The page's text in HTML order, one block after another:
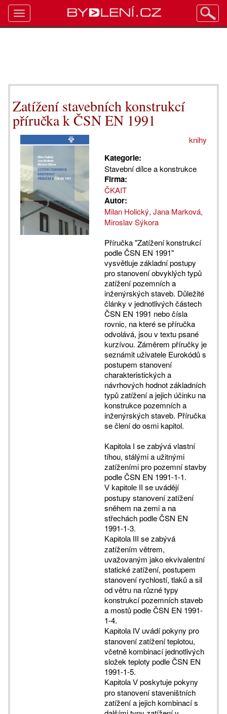
Zatížení stavebních konstrukcí
příručka k ČSN EN 1991
knihy
Kategorie:
Stavební dílce a konstrukce
Firma:
ČKAIT
Autor:
Milan Holický, Jana Marková,
Miroslav Sýkora
Příručka "Zatížení konstrukcí
podle ČSN EN 1991"
vysvětluje základní postupy
pro stanovení obvyklých typů
zatížení pozemních a
inženýrských staveb. Důležité
články v jednotlivých částech
ČSN EN 1991 nebo čísla
rovnic, na které se příručka
odvolává, jsou v textu psané
kurzívou. Záměrem příručky je
seznámit uživatele Eurokódů s
postupem stanovení
charakteristických a
návrhových hodnot základních
typů zatížení a jejich účinku na
konstrukce pozemních a
inženýrských staveb. Příručka
se člení do osmi kapitol.
Kapitola I se zabývá vlastní
tíhou, stálými a užitnými
zatíženími pro pozemní stavby
podle ČSN EN 1991-1-1.
V kapitole II se uvádějí
postupy stanovení zatížení
sněhem na zemi a na
střechách podle ČSN EN
1991-1-3.
Kapitola III se zabývá
zatížením větrem,
uvažovaným jako ekvivalentní
statické zatížení, postupem
stanovení rychlostí, tlaků a sil
od větru na různé typy
konstrukcí pozemních staveb
a mostů podle ČSN EN 1991-
1-4.
Kapitola IV uvádí pokyny pro
stanovení zatížení teplotou,
včetně kombinací jednotlivých
složek teploty podle ČSN EN
1991-1-5.
Kapitola Vposkytuje pokyny
pro stanovení staveništních
zatížení a jejich kombinací s
Toggle
navigation